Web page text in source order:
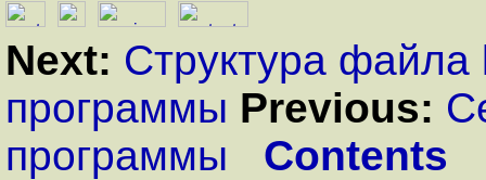
Next: Структура файла
программы Previous:
программы
Contents